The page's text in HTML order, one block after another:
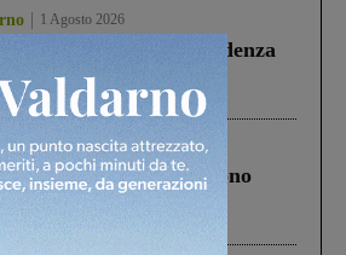
1 Agosto 2026
finanziata oltre la scadenza
Fratelli d’Italia: “Un
Governo”
in A1 in cui morirono
Lo schianto, il
ai sorpassi fra tir....